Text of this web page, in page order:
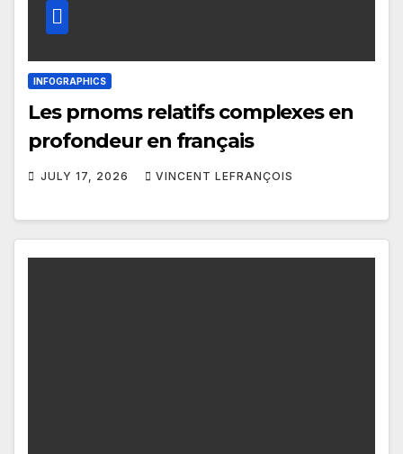
INFOGRAPHICS
Les prnoms relatifs complexes en
profondeur en français
JULY 17, 2026 VINCENT LEFRANÇOIS